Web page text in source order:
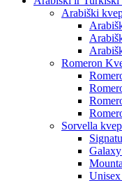
Arabiški
Romeron
Sorvella